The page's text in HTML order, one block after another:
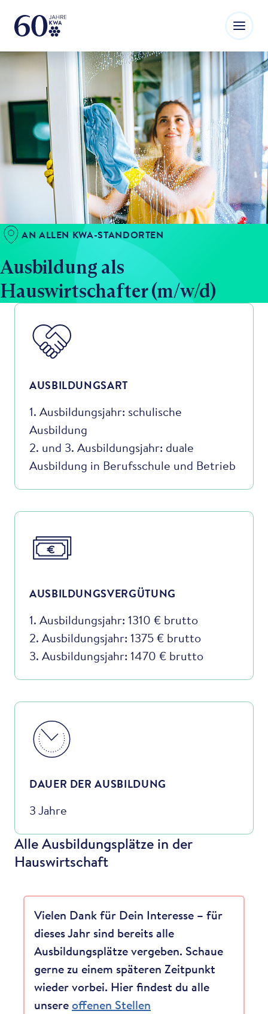
AN ALLEN KWA-STANDORTEN
Ausbildung als
Hauswirtschafter (m/w/d)
AUSBILDUNGSART
1. Ausbildungsjahr: schulische
Ausbildung
2. und 3. Ausbildungsjahr: duale
Ausbildung in Berufsschule und Betrieb
AUSBILDUNGSVERGÜTUNG
1. Ausbildungsjahr: 1310 € brutto
2. Ausbildungsjahr: 1375 € brutto
3. Ausbildungsjahr: 1470 € brutto
DAUER DER AUSBILDUNG
3 Jahre
Alle Ausbildungsplätze in der
Hauswirtschaft
Vielen Dank für Dein Interesse – für
dieses Jahr sind bereits alle
Ausbildungsplätze vergeben. Schaue
gerne zu einem späteren Zeitpunkt
wieder vorbei. Hier findest du alle
unsereoffenen Stellen